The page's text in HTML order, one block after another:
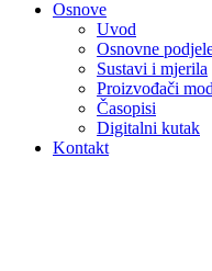
Osnove
Uvod
Osnovne
Sustavi i mjerila
Proizvođači
Časopisi
Digitalni kutak
Kontakt